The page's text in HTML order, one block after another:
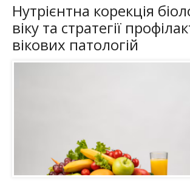
Нутрієнтна корекція
віку та стратегії
вікових патологій